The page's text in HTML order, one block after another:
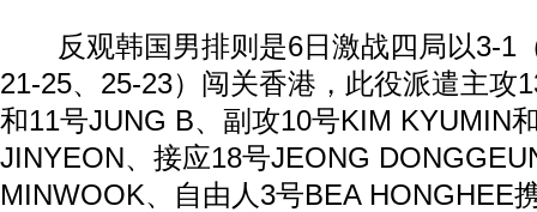
反观韩国男排则是6日激战四局以3-1
21-25、25-23）闯关香港，此役派遣主攻
和11号JUNG B、副攻10号KIM KYUMIN
JINYEON、接应18号JEONG
MINWOOK、自由人3号BEA HONGHEE